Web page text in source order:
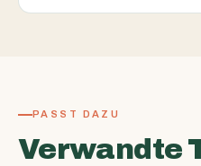
PASST DAZU
Verwandte